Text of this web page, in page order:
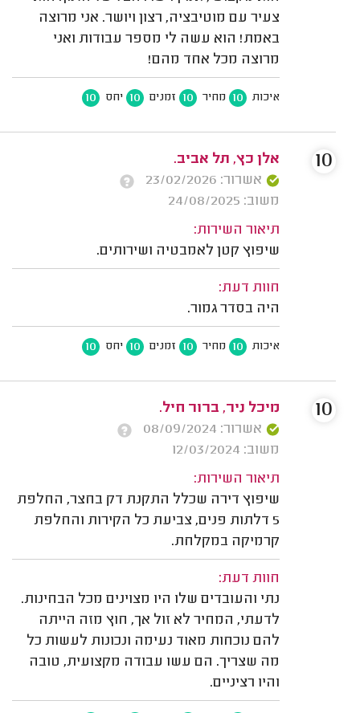
צעיר עם מוטיבציה, רצון ויושר. אני מרוצה
באמת! הוא עשה לי מספר עבודות ואני
מרוצה מכל אחד מהם!
איכות 10 מחיר 10 זמנים 10 יחס 10
אלן כץ, תל אביב.
אשרור: 23/02/2026
משוב: 24/08/2025
תיאור השירות:
שיפוץ קטן לאמבטיה ושירותים.
חוות דעת:
היה בסדר גמור.
איכות 10 מחיר 10 זמנים 10 יחס 10
10
מיכל ניר, ברור חיל.
אשרור: 08/09/2024
משוב: 12/03/2024
תיאור השירות:
שיפוץ דירה שכלל התקנת דק בחצר, החלפת
5 דלתות פנים, צביעת כל הקירות והחלפת
קרמיקה במקלחת.
חוות דעת:
נתי והעובדים שלו היו מצוינים מכל הבחינות.
לדעתי, המחיר לא זול אך, חוץ מזה הייתה
להם נוכחות מאוד נעימה ונכונות לעשות כל
מה שצריך. הם עשו עבודה מקצועית, טובה
והיו רציניים.
10